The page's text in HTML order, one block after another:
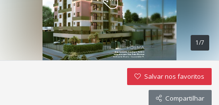
1/7
Salvar nos favoritos
Compartilhar